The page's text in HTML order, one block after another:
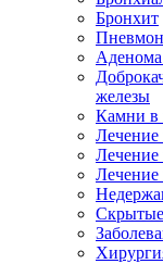
Бронхит
Аденома
железы
Камни в
Лечение
Лечение
Лечение